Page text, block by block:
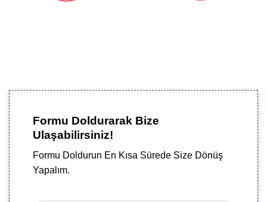
Formu Doldurarak Bize
Ulaşabilirsiniz!
Formu Doldurun En Kısa Sürede Size Dönüş
Yapalım.